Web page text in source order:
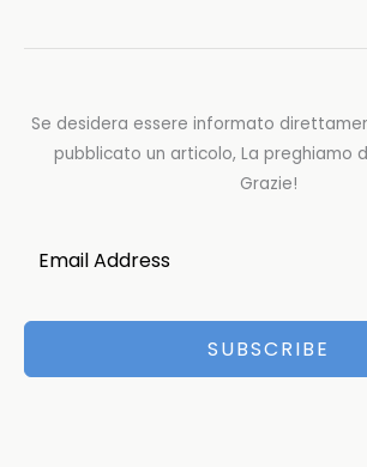
Se desidera essere informato
pubblicato un articolo, La preghiamo
Grazie!
SUBSCRIBE